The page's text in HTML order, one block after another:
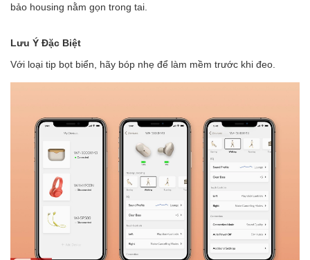
bảo housing nằm gọn trong tai.
Lưu Ý Đặc Biệt
Với loại tip bọt biển, hãy bóp nhẹ để làm mềm trước khi đeo.